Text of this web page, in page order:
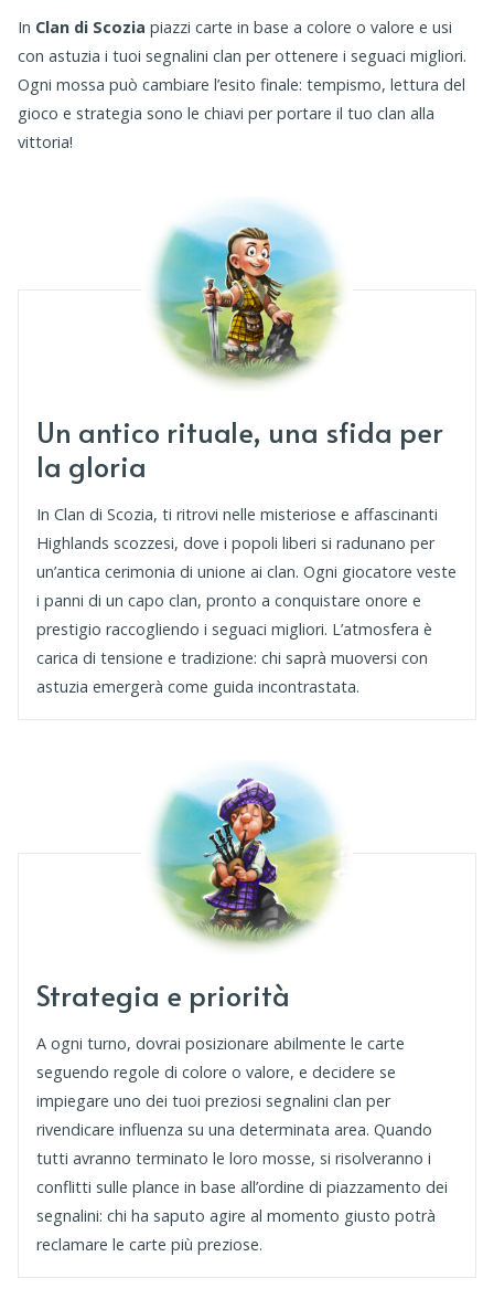
In Clan di Scozia piazzi carte in base a colore o valore e usi
con astuzia i tuoi segnalini clan per ottenere i seguaci migliori.
Ogni mossa può cambiare l’esito finale: tempismo, lettura del
gioco e strategia sono le chiavi per portare il tuo clan alla
vittoria!
Un antico rituale, una sfida per
la gloria
In Clan di Scozia, ti ritrovi nelle misteriose e affascinanti
Highlands scozzesi, dove i popoli liberi si radunano per
un’antica cerimonia di unione ai clan. Ogni giocatore veste
i panni di un capo clan, pronto a conquistare onore e
prestigio raccogliendo i seguaci migliori. L’atmosfera è
carica di tensione e tradizione: chi saprà muoversi con
astuzia emergerà come guida incontrastata.
Strategia e priorità
A ogni turno, dovrai posizionare abilmente le carte
seguendo regole di colore o valore, e decidere se
impiegare uno dei tuoi preziosi segnalini clan per
rivendicare influenza su una determinata area. Quando
tutti avranno terminato le loro mosse, si risolveranno i
conflitti sulle plance in base all’ordine di piazzamento dei
segnalini: chi ha saputo agire al momento giusto potrà
reclamare le carte più preziose.